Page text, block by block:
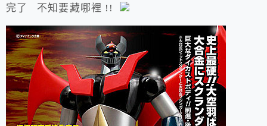
完了 不知要藏哪裡 !!